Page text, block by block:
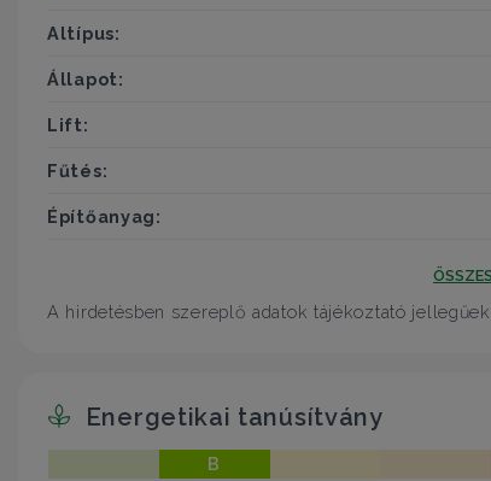
Altípus:
Állapot:
Lift:
Fűtés:
Építőanyag:
A hirdetésben szereplő adatok tájékoztató
Energetikai tanúsítvány
B